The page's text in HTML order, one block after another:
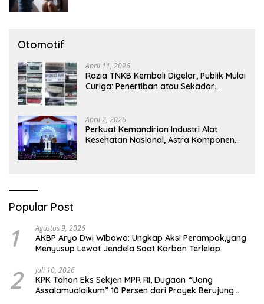
Otomotif
April 11, 2026
Razia TNKB Kembali Digelar, Publik Mulai
Curiga: Penertiban atau Sekadar
April 2, 2026
Perkuat Kemandirian Industri Alat
Kesehatan Nasional, Astra Komponen
Popular Post
1 Agustus 9, 2026
AKBP Aryo Dwi Wibowo: Ungkap Aksi Perampok,yang
Menyusup Lewat Jendela Saat Korban Terlelap
2 Juli 10, 2026
KPK Tahan Eks Sekjen MPR RI, Dugaan “Uang
Assalamualaikum” 10 Persen dari Proyek Berujung